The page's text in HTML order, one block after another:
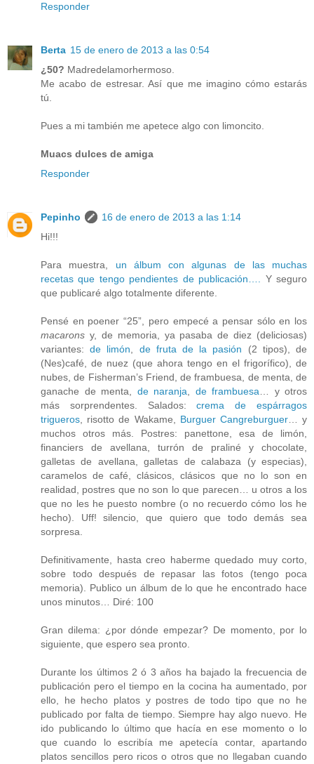
Responder
Berta 15 de enero de 2013 a las 0:54
¿50? Madredelamorhermoso.
Me acabo de estresar. Así que me imagino cómo estarás
tú.
Pues a mi también me apetece algo con limoncito.
Muacs dulces de amiga
Responder
Pepinho
16 de enero de 2013 a las 1:14
Hi!!!
Para muestra, un álbum con algunas de las muchas
recetas que tengo pendientes de publicación…. Y seguro
que publicaré algo totalmente diferente.
Pensé en poener “25”, pero empecé a pensar sólo en los
macarons y, de memoria, ya pasaba de diez (deliciosas)
variantes:de limón, de fruta de la pasión (2 tipos), de
(Nes)café, de nuez (que ahora tengo en el frigorífico), de
nubes, de Fisherman’s Friend, de frambuesa, de menta, de
ganache de menta, de naranja, de frambuesa… y otros
más sorprendentes. Salados:crema de espárragos
trigueros, risotto de Wakame, Burguer Cangreburguer… y
muchos otros más. Postres: panettone, esa de limón,
financiers de avellana, turrón de praliné y chocolate,
galletas de avellana, galletas de calabaza (y especias),
caramelos de café, clásicos, clásicos que no lo son en
realidad, postres que no son lo que parecen… u otros a los
que no les he puesto nombre (o no recuerdo cómo los he
hecho). Uff! silencio, que quiero que todo demás sea
sorpresa.
Definitivamente, hasta creo haberme quedado muy corto,
sobre todo después de repasar las fotos (tengo poca
memoria). Publico un álbum de lo que he encontrado hace
unos minutos… Diré: 100
Gran dilema: ¿por dónde empezar? De momento, por lo
siguiente, que espero sea pronto.
Durante los últimos 2 ó 3 años ha bajado la frecuencia de
publicación pero el tiempo en la cocina ha aumentado, por
ello, he hecho platos y postres de todo tipo que no he
publicado por falta de tiempo. Siempre hay algo nuevo. He
ido publicando lo último que hacía en ese momento o lo
que cuando lo escribía me apetecía contar, apartando
platos sencillos pero ricos o otros que no llegaban cuando